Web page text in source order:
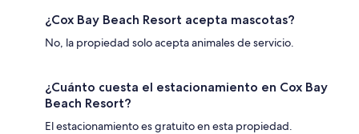
¿Cox Bay Beach Resort acepta mascotas?
No, la propiedad solo acepta animales de servicio.
¿Cuánto cuesta el estacionamiento en Cox Bay
Beach Resort?
El estacionamiento es gratuito en esta propiedad.